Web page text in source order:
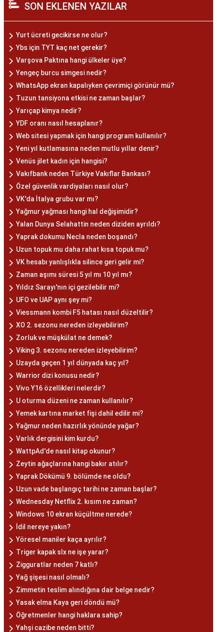
SON EKLENEN YAZILAR
Yurt ücreti gecikirse ne olur?
Ybs için TYT kaç net gerekir?
Varşova Paktına hangi ülkeler üye?
Yengeç burcu simgesi nedir?
WhatsApp ekran kapalıyken çevrimiçi görünür mü?
Tuzun tansiyona etkisi ne zaman başlar?
Yarıçap kimya nedir?
YDF oranı nasıl hesaplanır?
Web sitesi yapmak için hangi program kullanılır?
Yeni yıl kutlamasına neden mutlu yıllar denir?
Venüs jilet kadın için hangisi?
Vakıfbank neden Türkiye Vakıflar Bankası?
Özel güvenlik vardiyaları nasıl olur?
VK'da İtalya grubu var mı?
Yağmur yağması hangi hal değişimidir?
Yalan Dunya Selahattin neden diziden ayrıldı?
Yaprak dokumu Necla neden boşandı?
Uzun topuk mu daha rahat kısa topuk mu?
VK hesabı yanlışlıkla silince geri gelir mi?
Zaman aşımı süresi 5 yıl mı 10 yıl mı?
Yıldız Sarayı'nın içi gezilebilir mi?
UFO ve UAP aynı şey mi?
Viessmann kombi F5 hatası nasıl düzeltilir?
XO 2. sezonu nereden izleyebilirim?
Zorluk ve müşkülat ne demek?
Viking 3. sezonu nereden izleyebilirim?
Uzayda geçen 1 yıl dünyada kaç yıl?
Warrior dizi konusu nedir?
Vivo Y16 özellikleri nelerdir?
U oturma düzeni ne zaman kullanılır?
Yemek kartına market fişi dahil edilir mi?
Yağmur neden hazırlık yönünde yağar?
Varlık dergisini kim kurdu?
WattpAd'de nasıl kitap okunur?
Zeytin ağaçlarına hangi bakır atılır?
Yaprak Dökümü 9. bölümde ne oldu?
Uzun vade başlangıç tarihi ne zaman başlar?
Wednesday Netflix 2. kısım ne zaman?
Windows 10 ekran küçültme nerede?
İdil nereye yakın?
Yöresel maniler kaça ayrılır?
Triger kapak slx ne işe yarar?
Zigguratlar neden 7 katlı?
Yağ şişesi nasıl olmalı?
Zimmetin teslim alındığına dair belge nedir?
Yasak elma Kaya geri döndü mü?
Öğretmenler hangi haklara sahip?
Yahşi cazibe neden bitti?